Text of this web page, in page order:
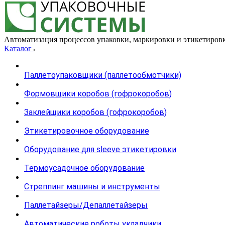
Автоматизация процессов упаковки, маркировки и
Каталог
Паллетоупаковщики (паллетообмотчики)
Формовщики коробов (гофрокоробов)
Заклейщики коробов (гофрокоробов)
Этикетировочное оборудование
Оборудование для sleeve этикетировки
Термоусадочное оборудование
Стреппинг машины и инструменты
Паллетайзеры/Депаллетайзеры